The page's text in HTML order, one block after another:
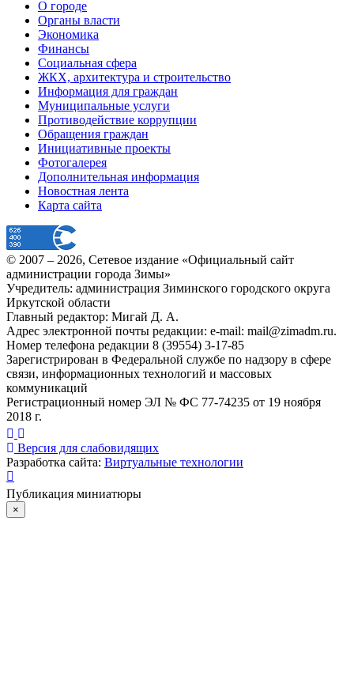
О городе
Органы власти
Экономика
Финансы
Социальная сфера
ЖКХ, архитектура и строительство
Информация для граждан
Муниципальные услуги
Противодействие коррупции
Обращения граждан
Инициативные проекты
Фотогалерея
Дополнительная информация
Новостная лента
Карта сайта
© 2007 – 2026, Сетевое издание «Официальный сайт
администрации города Зимы»
Учредитель: администрация Зиминского городского округа
Иркутской области
Главный редактор: Мигай Д. А.
Адрес электронной почты редакции: e-mail: mail@zimadm.ru.
Номер телефона редакции 8 (39554) 3-17-85
Зарегистрирован в Федеральной службе по надзору в сфере
связи, информационных технологий и массовых
коммуникаций
Регистрационный номер ЭЛ № ФС 77-74235 от 19 ноября
2018 г.
Версия для слабовидящих
Разработка сайта: Виртуальные технологии
Публикация миниатюры
×